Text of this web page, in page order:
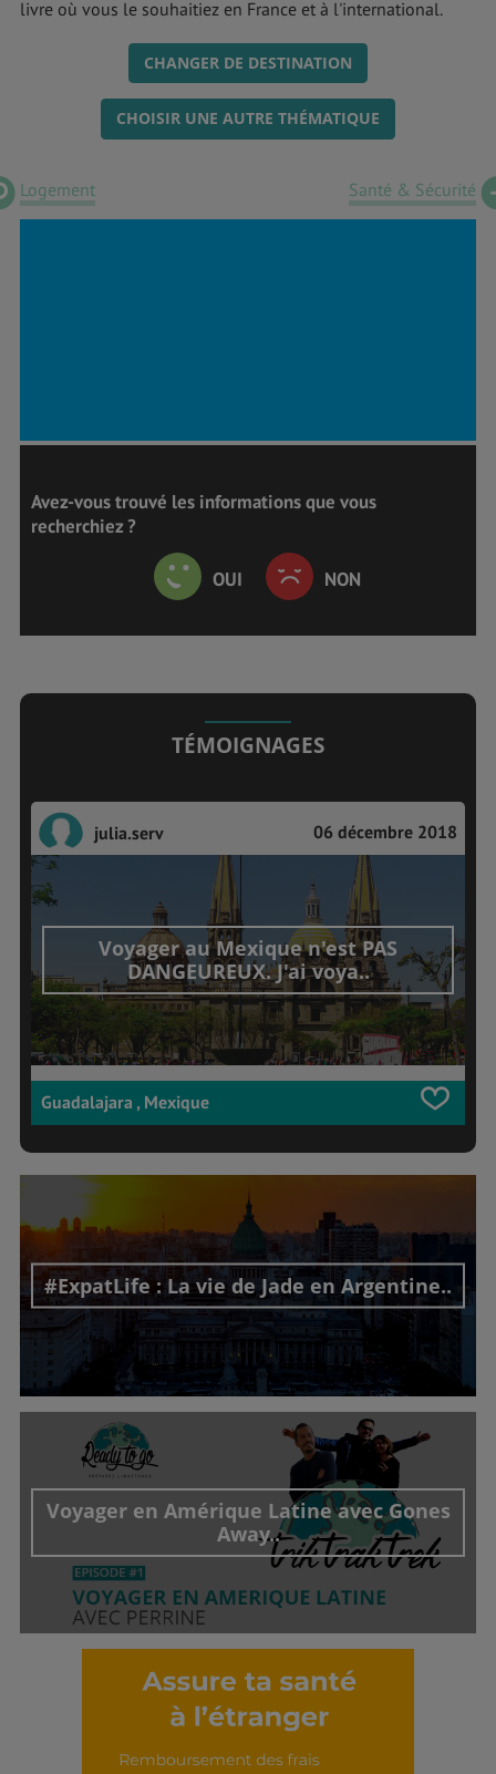
livre où vous le souhaitiez en France et à l'international.
CHANGER DE DESTINATION
CHOISIR UNE AUTRE THÉMATIQUE
Logement Santé & Sécurité
Avez-vous trouvé les informations que vous
recherchiez ?
OUI NON
TÉMOIGNAGES
julia.serv 06 décembre 2018
Voyager au Mexique n'est PAS
DANGEUREUX. J'ai voya..
Guadalajara , Mexique
#ExpatLife : La vie de Jade en Argentine..
Découvrir cet interview
Voyager en Amérique Latine avec Gones
Away..
Découvrir cet interview